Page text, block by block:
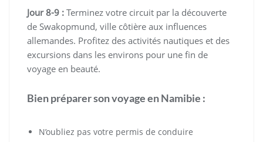
Jour 8-9 : Terminez votre circuit par la découverte
de Swakopmund, ville côtière aux influences
allemandes. Profitez des activités nautiques et des
excursions dans les environs pour une fin de
voyage en beauté.
Bien préparer son voyage en Namibie :
N’oubliez pas votre permis de conduire